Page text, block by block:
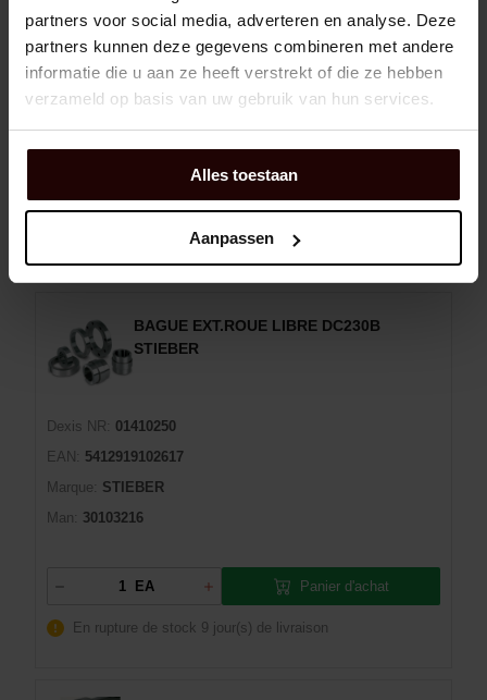
partners voor social media, adverteren en analyse. Deze
partners kunnen deze gegevens combineren met andere
informatie die u aan ze heeft verstrekt of die ze hebben
verzameld op basis van uw gebruik van hun services.
Alles toestaan
Aanpassen
Man:
30103409
Diamètre extérieur: 190
Diamètre intérieur: 70 mm
Largeur: 60 mm
EA Panier d'achat
En rupture de stock 9 jour(s) de livraison
BAGUE EXT.ROUE LIBRE DC230B
STIEBER
Dexis NR:
01410250
EAN:
5412919102617
Marque:
STIEBER
Man:
30103216
EA Panier d'achat
En rupture de stock 9 jour(s) de livraison